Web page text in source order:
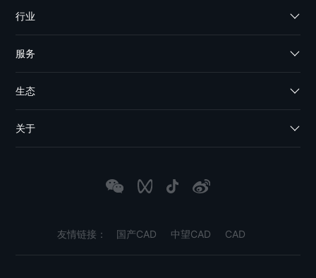
行业
服务
生态
关于
友情链接： 国产CAD 中望CAD CAD